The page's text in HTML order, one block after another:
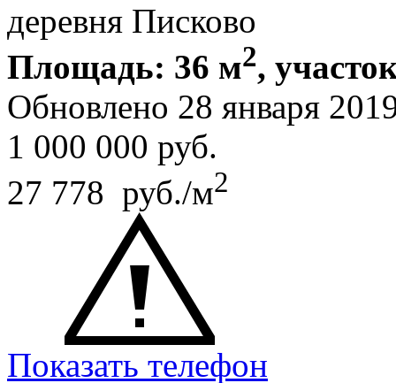
деревня Писково
Площадь: 36 м2,
Обновлено 28 января
1 000 000 руб.
27 778 руб./м2
Показать телефон